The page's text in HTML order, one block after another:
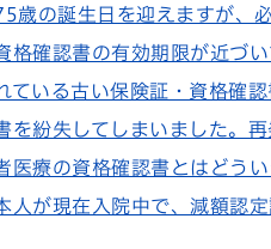
の誕生日を迎えますが、
確認書の有効期限が近づ
いる古い保険証・資格確
紛失してしまいました。再
療の資格確認書とはどうい
が現在入院中で、減額認